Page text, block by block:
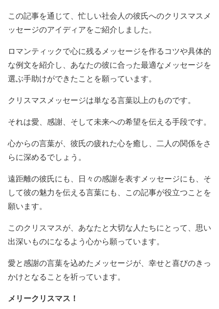
この記事を通じて、忙しい社会人の彼氏へのクリスマスメ
ッセージのアイディアをご紹介しました。
ロマンティックで心に残るメッセージを作るコツや具体的
な例文を紹介し、あなたの彼に合った最適なメッセージを
選ぶ手助けができたことを願っています。
クリスマスメッセージは単なる言葉以上のものです。
それは愛、感謝、そして未来への希望を伝える手段です。
心からの言葉が、彼氏の疲れた心を癒し、二人の関係をさ
らに深めるでしょう。
遠距離の彼氏にも、日々の感謝を表すメッセージにも、そ
して彼の魅力を伝える言葉にも、この記事が役立つことを
願います。
このクリスマスが、あなたと大切な人たちにとって、思い
出深いものになるよう心から願っています。
愛と感謝の言葉を込めたメッセージが、幸せと喜びのきっ
かけとなることを祈っています。
メリークリスマス！